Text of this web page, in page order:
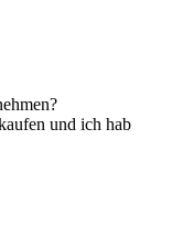
und ich hab